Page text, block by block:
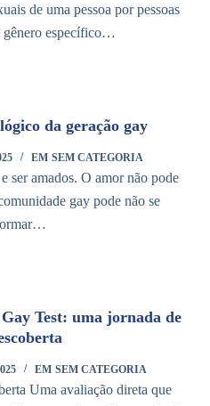
de uma pessoa por pessoas
gênero específico…
da geração gay
EM SEM CATEGORIA
ser amados. O amor não pode
gay pode não se
Test: uma jornada de
EM SEM CATEGORIA
Uma avaliação direta que